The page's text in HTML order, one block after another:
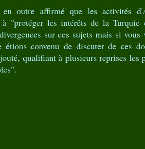
outre affirmé que les activités
"protéger les intérêts de la Turquie
sur ces sujets mais si
étions convenu de discuter de ces
qualifiant à plusieurs reprises les